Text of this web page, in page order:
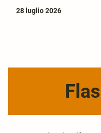
Notification
28 luglio 2026